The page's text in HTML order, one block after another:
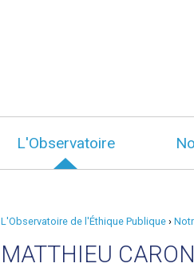
L'Observatoire
L'Observatoire de l'Éthique Publique›
MATTHIEU CARON